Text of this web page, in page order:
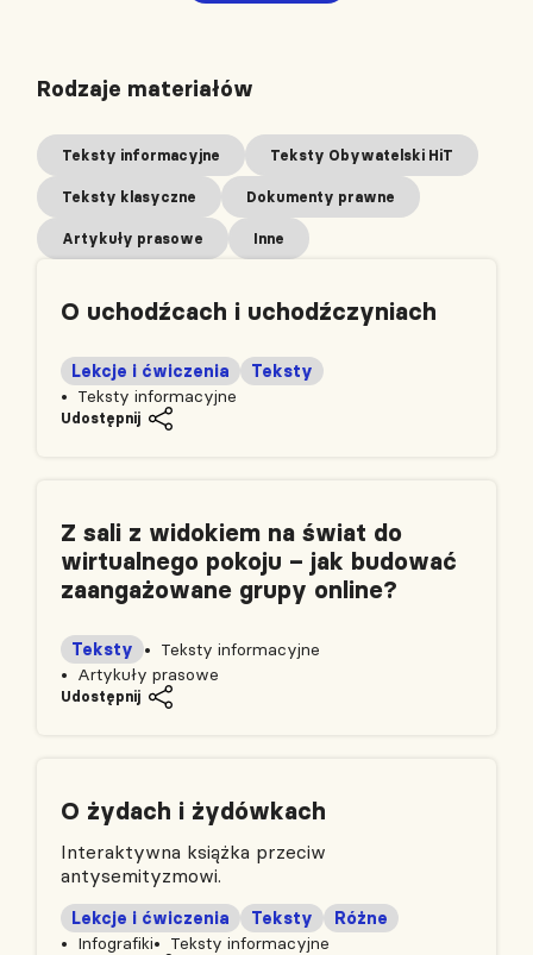
O uchodźcach i uchodźczyniach
Teksty informacyjne
Lekcje i ćwiczenia Teksty
Udostępnij
Z sali z widokiem na świat do
wirtualnego pokoju – jak budować
zaangażowane grupy online?
Teksty informacyjne
Teksty
Artykuły prasowe
Udostępnij
O żydach i żydówkach
Interaktywna książka przeciw
antysemityzmowi.
Infografiki Teksty informacyjne
Lekcje i ćwiczenia Teksty Różne
Rodzaje materiałów
Teksty informacyjne Teksty Obywatelski HiT
Teksty klasyczne Dokumenty prawne
Artykuły prasowe Inne